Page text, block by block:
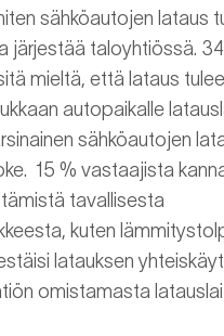
sähköautojen lataus
järjestää taloyhtiössä.
mieltä, että lataus
autopaikalle
sähköautojen
15 % vastaajista
tavallisesta
kuten
latauksen
omistamasta